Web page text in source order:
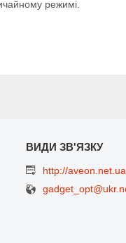
режимі.
http://aveon.net.ua